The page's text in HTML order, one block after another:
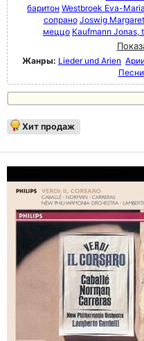
баритон Westbroek Eva-
сопрано Joswig
меццо Kaufmann Jonas,
Жанры: Lieder und Arien
Хит продаж